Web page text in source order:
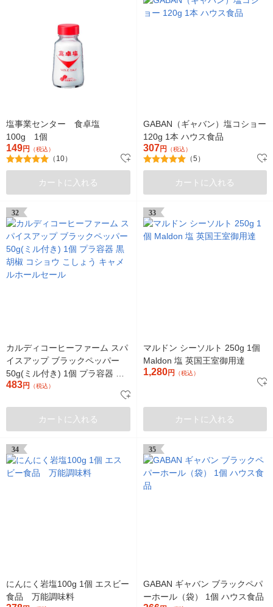
塩事業センター 食卓塩
100g 1個
149円 （税込）
（10）
カートに入れる
GABAN（ギャバン）塩コショー
120g 1本 ハウス食品
307円 （税込）
（5）
カートに入れる
32
カルディコーヒーファーム スパ
イスアップ ブラックペッパー
50g(ミル付き) 1個 プラ容器 黒
胡椒 コショウ こしょう キャメ
483円 （税込）
カートに入れる
33
マルドン シーソルト 250g 1個
Maldon 塩 英国王室御用達
1,280円 （税込）
カートに入れる
34
にんにく岩塩100g 1個 エスビー
食品 万能調味料
35
GABAN ギャバン ブラックペパ
ーホール（袋） 1個 ハウス食品